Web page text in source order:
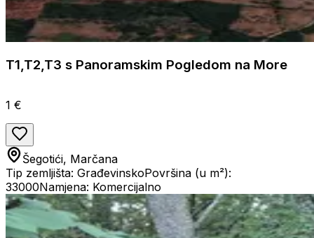
T1,T2,T3 s Panoramskim Pogledom na More
1 €
Šegotići, Marčana
Tip zemljišta: GrađevinskoPovršina (u m²):
33000Namjena: Komercijalno